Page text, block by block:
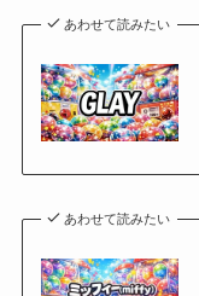
あわせて読みたい
あわせて読みたい